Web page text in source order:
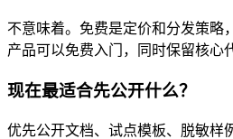
不意味着。免费是定价和分发策略
产品可以免费入门，同时保留核心
现在最适合先公开什么？
优先公开文档、试点模板、脱敏样